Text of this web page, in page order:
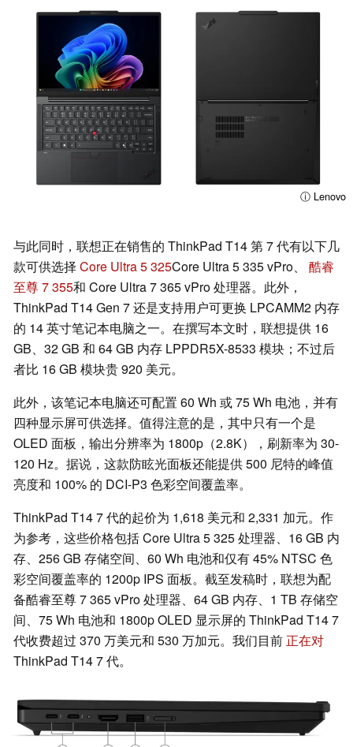
ⓘ Lenovo
与此同时，联想正在销售的 ThinkPad T14 第 7 代有以下几
款可供选择 Core Ultra 5 325Core Ultra 5 335 vPro、 酷睿
至尊 7 355和 Core Ultra 7 365 vPro 处理器。此外，
ThinkPad T14 Gen 7 还是支持用户可更换 LPCAMM2 内存
的 14 英寸笔记本电脑之一。在撰写本文时，联想提供 16
GB、32 GB 和 64 GB 内存 LPPDR5X-8533 模块；不过后
者比 16 GB 模块贵 920 美元。
此外，该笔记本电脑还可配置 60 Wh 或 75 Wh 电池，并有
四种显示屏可供选择。值得注意的是，其中只有一个是
OLED 面板，输出分辨率为 1800p（2.8K），刷新率为 30-
120 Hz。据说，这款防眩光面板还能提供 500 尼特的峰值
亮度和 100% 的 DCI-P3 色彩空间覆盖率。
ThinkPad T14 7 代的起价为 1,618 美元和 2,331 加元。作
为参考，这些价格包括 Core Ultra 5 325 处理器、16 GB 内
存、256 GB 存储空间、60 Wh 电池和仅有 45% NTSC 色
彩空间覆盖率的 1200p IPS 面板。截至发稿时，联想为配
备酷睿至尊 7 365 vPro 处理器、64 GB 内存、1 TB 存储空
间、75 Wh 电池和 1800p OLED 显示屏的 ThinkPad T14 7
代收费超过 370 万美元和 530 万加元。我们目前 正在对
ThinkPad T14 7 代。